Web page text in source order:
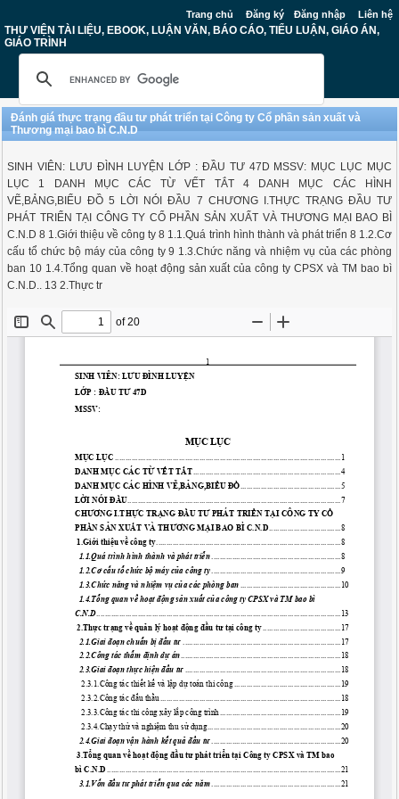
Trang chủ Đăng ký Đăng nhập Liên hệ
THƯ VIỆN TÀI LIỆU, EBOOK, LUẬN VĂN, BÁO CÁO, TIỂU LUẬN, GIÁO ÁN,
GIÁO TRÌNH
Đánh giá thực trạng đầu tư phát triển tại Công ty Cổ phần sản xuất và
Thương mại bao bì C.N.D
SINH VIÊN: LƯU ĐÌNH LUYỆN LỚP : ĐẦU TƯ 47D MSSV: MỤC LỤC MỤC
LỤC 1 DANH MỤC CÁC TỪ VẾT TẮT 4 DANH MỤC CÁC HÌNH
VẼ,BẢNG,BIỂU ĐỒ 5 LỜI NÓI ĐẦU 7 CHƯƠNG I.THỰC TRẠNG ĐẦU TƯ
PHÁT TRIỂN TẠI CÔNG TY CỔ PHẦN SẢN XUẤT VÀ THƯƠNG MẠI BAO BÌ
C.N.D 8 1.Giới thiệu về công ty 8 1.1.Quá trình hình thành và phát triển 8 1.2.Cơ
cấu tổ chức bộ máy của công ty 9 1.3.Chức năng và nhiệm vụ của các phòng
ban 10 1.4.Tổng quan về hoạt động sản xuất của công ty CPSX và TM bao bì
C.N.D.. 13 2.Thực tr